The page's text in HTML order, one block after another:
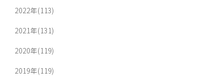
2022年(113)
2021年(131)
2020年(119)
2019年(119)